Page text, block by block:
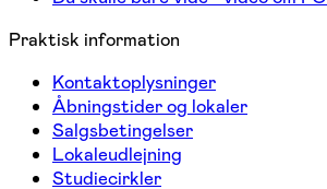
Praktisk information
Kontaktoplysninger
Åbningstider og lokaler
Salgsbetingelser
Lokaleudlejning
Studiecirkler